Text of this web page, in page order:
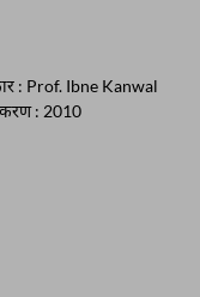
: Prof. Ibne Kanwal
: 2010